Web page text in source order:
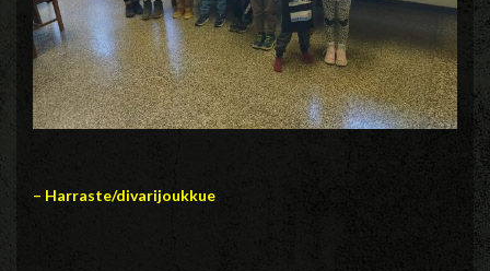
– Harraste/divarijoukkue